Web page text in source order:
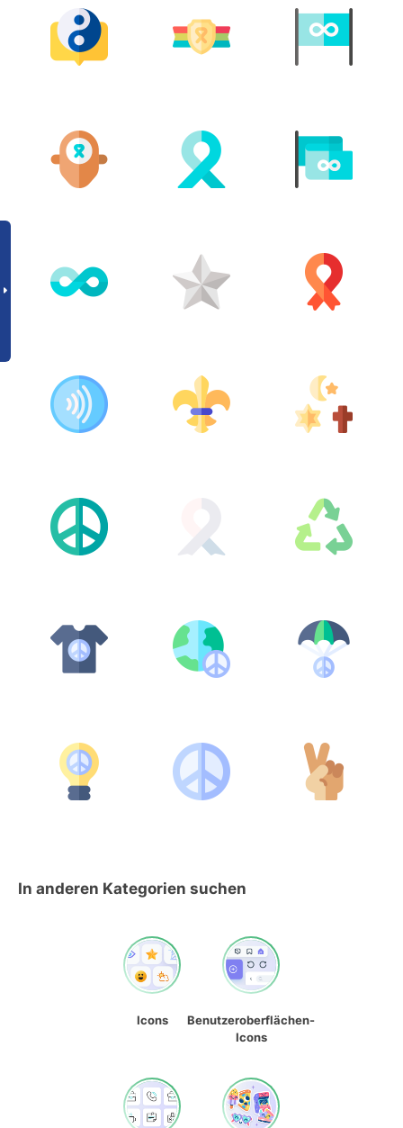
In anderen Kategorien suchen
Icons
Benutzeroberflächen-
Icons